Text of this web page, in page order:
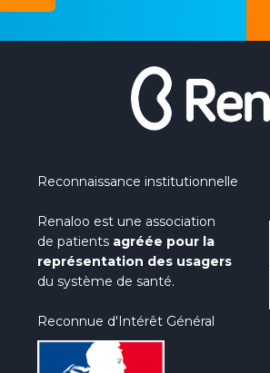
Reconnaissance institutionnelle
Renaloo est une association
de patients agréée pour la
représentation des usagers
du système de santé.
Reconnue d'Intérêt Général